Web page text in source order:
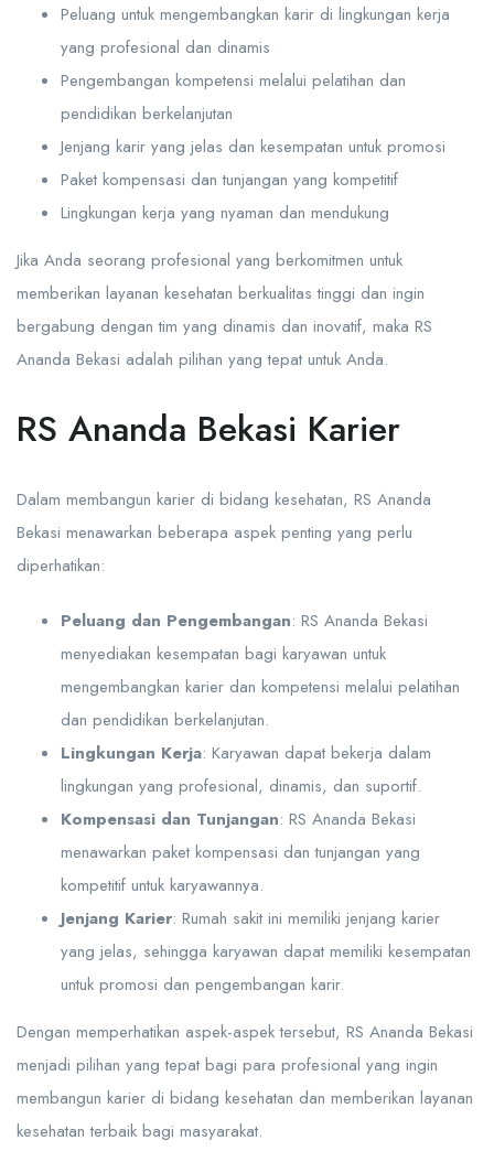
Peluang untuk mengembangkan karir di lingkungan kerja
yang profesional dan dinamis
Pengembangan kompetensi melalui pelatihan dan
pendidikan berkelanjutan
Jenjang karir yang jelas dan kesempatan untuk promosi
Paket kompensasi dan tunjangan yang kompetitif
Lingkungan kerja yang nyaman dan mendukung
Jika Anda seorang profesional yang berkomitmen untuk
memberikan layanan kesehatan berkualitas tinggi dan ingin
bergabung dengan tim yang dinamis dan inovatif, maka RS
Ananda Bekasi adalah pilihan yang tepat untuk Anda.
RS Ananda Bekasi Karier
Dalam membangun karier di bidang kesehatan, RS Ananda
Bekasi menawarkan beberapa aspek penting yang perlu
diperhatikan:
Peluang dan Pengembangan: RS Ananda Bekasi
menyediakan kesempatan bagi karyawan untuk
mengembangkan karier dan kompetensi melalui pelatihan
dan pendidikan berkelanjutan.
Lingkungan Kerja: Karyawan dapat bekerja dalam
lingkungan yang profesional, dinamis, dan suportif.
Kompensasi dan Tunjangan: RS Ananda Bekasi
menawarkan paket kompensasi dan tunjangan yang
kompetitif untuk karyawannya.
Jenjang Karier: Rumah sakit ini memiliki jenjang karier
yang jelas, sehingga karyawan dapat memiliki kesempatan
untuk promosi dan pengembangan karir.
Dengan memperhatikan aspek-aspek tersebut, RS Ananda Bekasi
menjadi pilihan yang tepat bagi para profesional yang ingin
membangun karier di bidang kesehatan dan memberikan layanan
kesehatan terbaik bagi masyarakat.